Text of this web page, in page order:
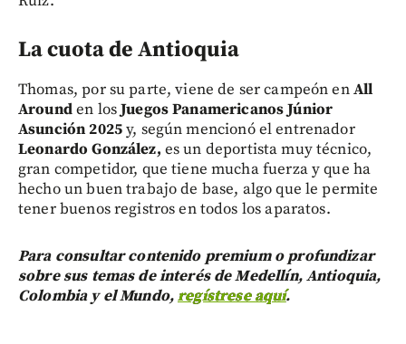
La cuota de Antioquia
Thomas, por su parte, viene de ser campeón enAll
Arounden losJuegos Panamericanos Júnior
Asunción 2025y, según mencionó el entrenador
Leonardo González, es un deportista muy técnico,
gran competidor, que tiene mucha fuerza y que ha
hecho un buen trabajo de base, algo que le permite
tener buenos registros en todos los aparatos.
Para consultar contenido premium o profundizar
sobre sus temas de interés de Medellín, Antioquia,
Colombia y el Mundo,regístrese aquí.